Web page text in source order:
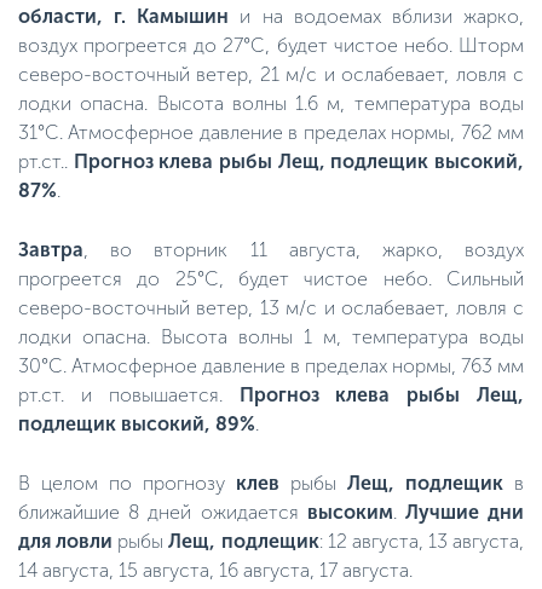
области, г. Камышин и на водоемах вблизи жарко,
воздух прогреется до 27°C, будет чистое небо. Шторм
северо-восточный ветер, 21 м/с и ослабевает, ловля с
лодки опасна. Высота волны 1.6 м, температура воды
31°C. Атмосферное давление в пределах нормы, 762 мм
рт.ст.. Прогноз клева рыбы Лещ, подлещик высокий,
87%.
Завтра, во вторник 11 августа, жарко, воздух
прогреется до 25°C, будет чистое небо. Сильный
северо-восточный ветер, 13 м/с и ослабевает, ловля с
лодки опасна. Высота волны 1 м, температура воды
30°C. Атмосферное давление в пределах нормы, 763 мм
рт.ст. и повышается. Прогноз клева рыбы Лещ,
подлещик высокий, 89%.
В целом по прогнозу клев рыбы Лещ, подлещик в
ближайшие 8 дней ожидается высоким. Лучшие дни
для ловли рыбыЛещ, подлещик: 12 августа, 13 августа,
14 августа, 15 августа, 16 августа, 17 августа.